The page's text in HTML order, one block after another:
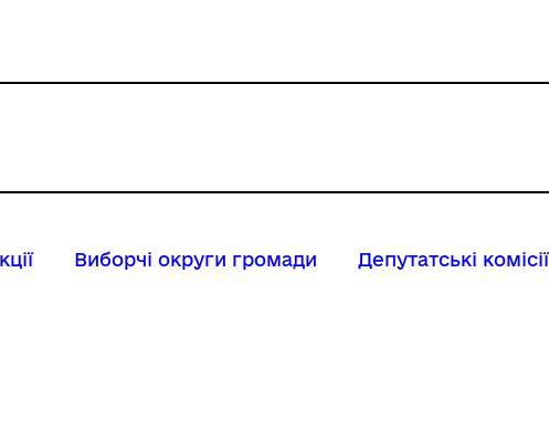
Виборчі округи громади Депутатські комісії